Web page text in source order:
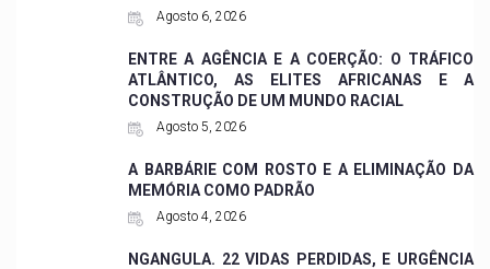
Agosto 6, 2026
ENTRE A AGÊNCIA E A COERÇÃO: O TRÁFICO
ATLÂNTICO, AS ELITES AFRICANAS E A
CONSTRUÇÃO DE UM MUNDO RACIAL
Agosto 5, 2026
A BARBÁRIE COM ROSTO E A ELIMINAÇÃO DA
MEMÓRIA COMO PADRÃO
Agosto 4, 2026
NGANGULA. 22 VIDAS PERDIDAS, E URGÊNCIA